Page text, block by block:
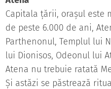
Capitala țării, orașul este
de peste 6.000 de ani,
Parthenonul, Templul lui
lui Dionisos, Odeonul lui
Atena nu trebuie ratată
Și astăzi se păstrează